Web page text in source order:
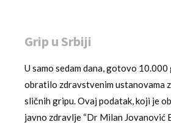
Grip u Srbiji
U samo sedam dana, gotovo 10.000
obratilo zdravstvenim ustanovama
sličnih gripu. Ovaj podatak, koji je
javno zdravlje “Dr Milan Jovanović